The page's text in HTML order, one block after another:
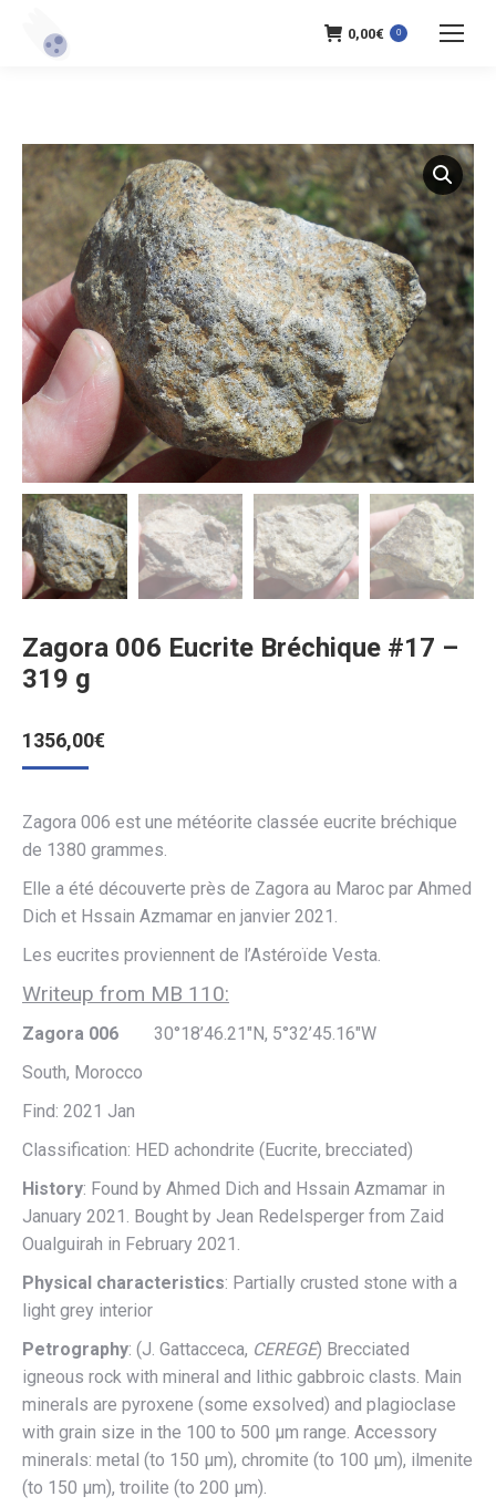
0,00€ 0
Zagora 006 Eucrite Bréchique #17 –
319 g
1356,00€
Zagora 006 est une météorite classée eucrite bréchique
de 1380 grammes.
Elle a été découverte près de Zagora au Maroc par Ahmed
Dich et Hssain Azmamar en janvier 2021.
Les eucrites proviennent de l’Astéroïde Vesta.
Writeup from MB 110:
Zagora 006 30°18’46.21″N, 5°32’45.16″W
South, Morocco
Find: 2021 Jan
Classification: HED achondrite (Eucrite, brecciated)
History: Found by Ahmed Dich and Hssain Azmamar in
January 2021. Bought by Jean Redelsperger from Zaid
Oualguirah in February 2021.
Physical characteristics: Partially crusted stone with a
light grey interior
Petrography: (J. Gattacceca, CEREGE) Brecciated
igneous rock with mineral and lithic gabbroic clasts. Main
minerals are pyroxene (some exsolved) and plagioclase
with grain size in the 100 to 500 µm range. Accessory
minerals: metal (to 150 µm), chromite (to 100 µm), ilmenite
(to 150 µm), troilite (to 200 µm).